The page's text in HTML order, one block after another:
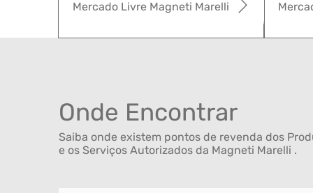
Mercado Livre Magneti Marelli
Onde Encontrar
Saiba onde existem pontos de revenda dos
e os Serviços Autorizados da Magneti Marelli .